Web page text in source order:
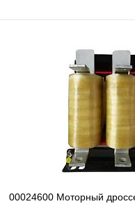
Купить в 1 клик
00024600 Моторный